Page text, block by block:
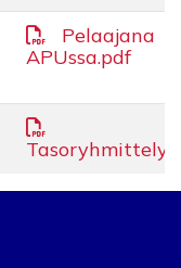
Pelaajana
APUssa.pdf